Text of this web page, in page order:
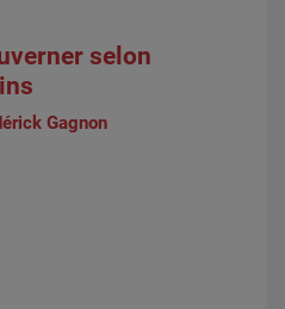
selon
Gagnon